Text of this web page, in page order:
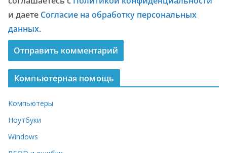
и даете Согласие на обработку персональных
данных.
Компьютерная помощь
Компьютеры
Ноутбуки
Windows